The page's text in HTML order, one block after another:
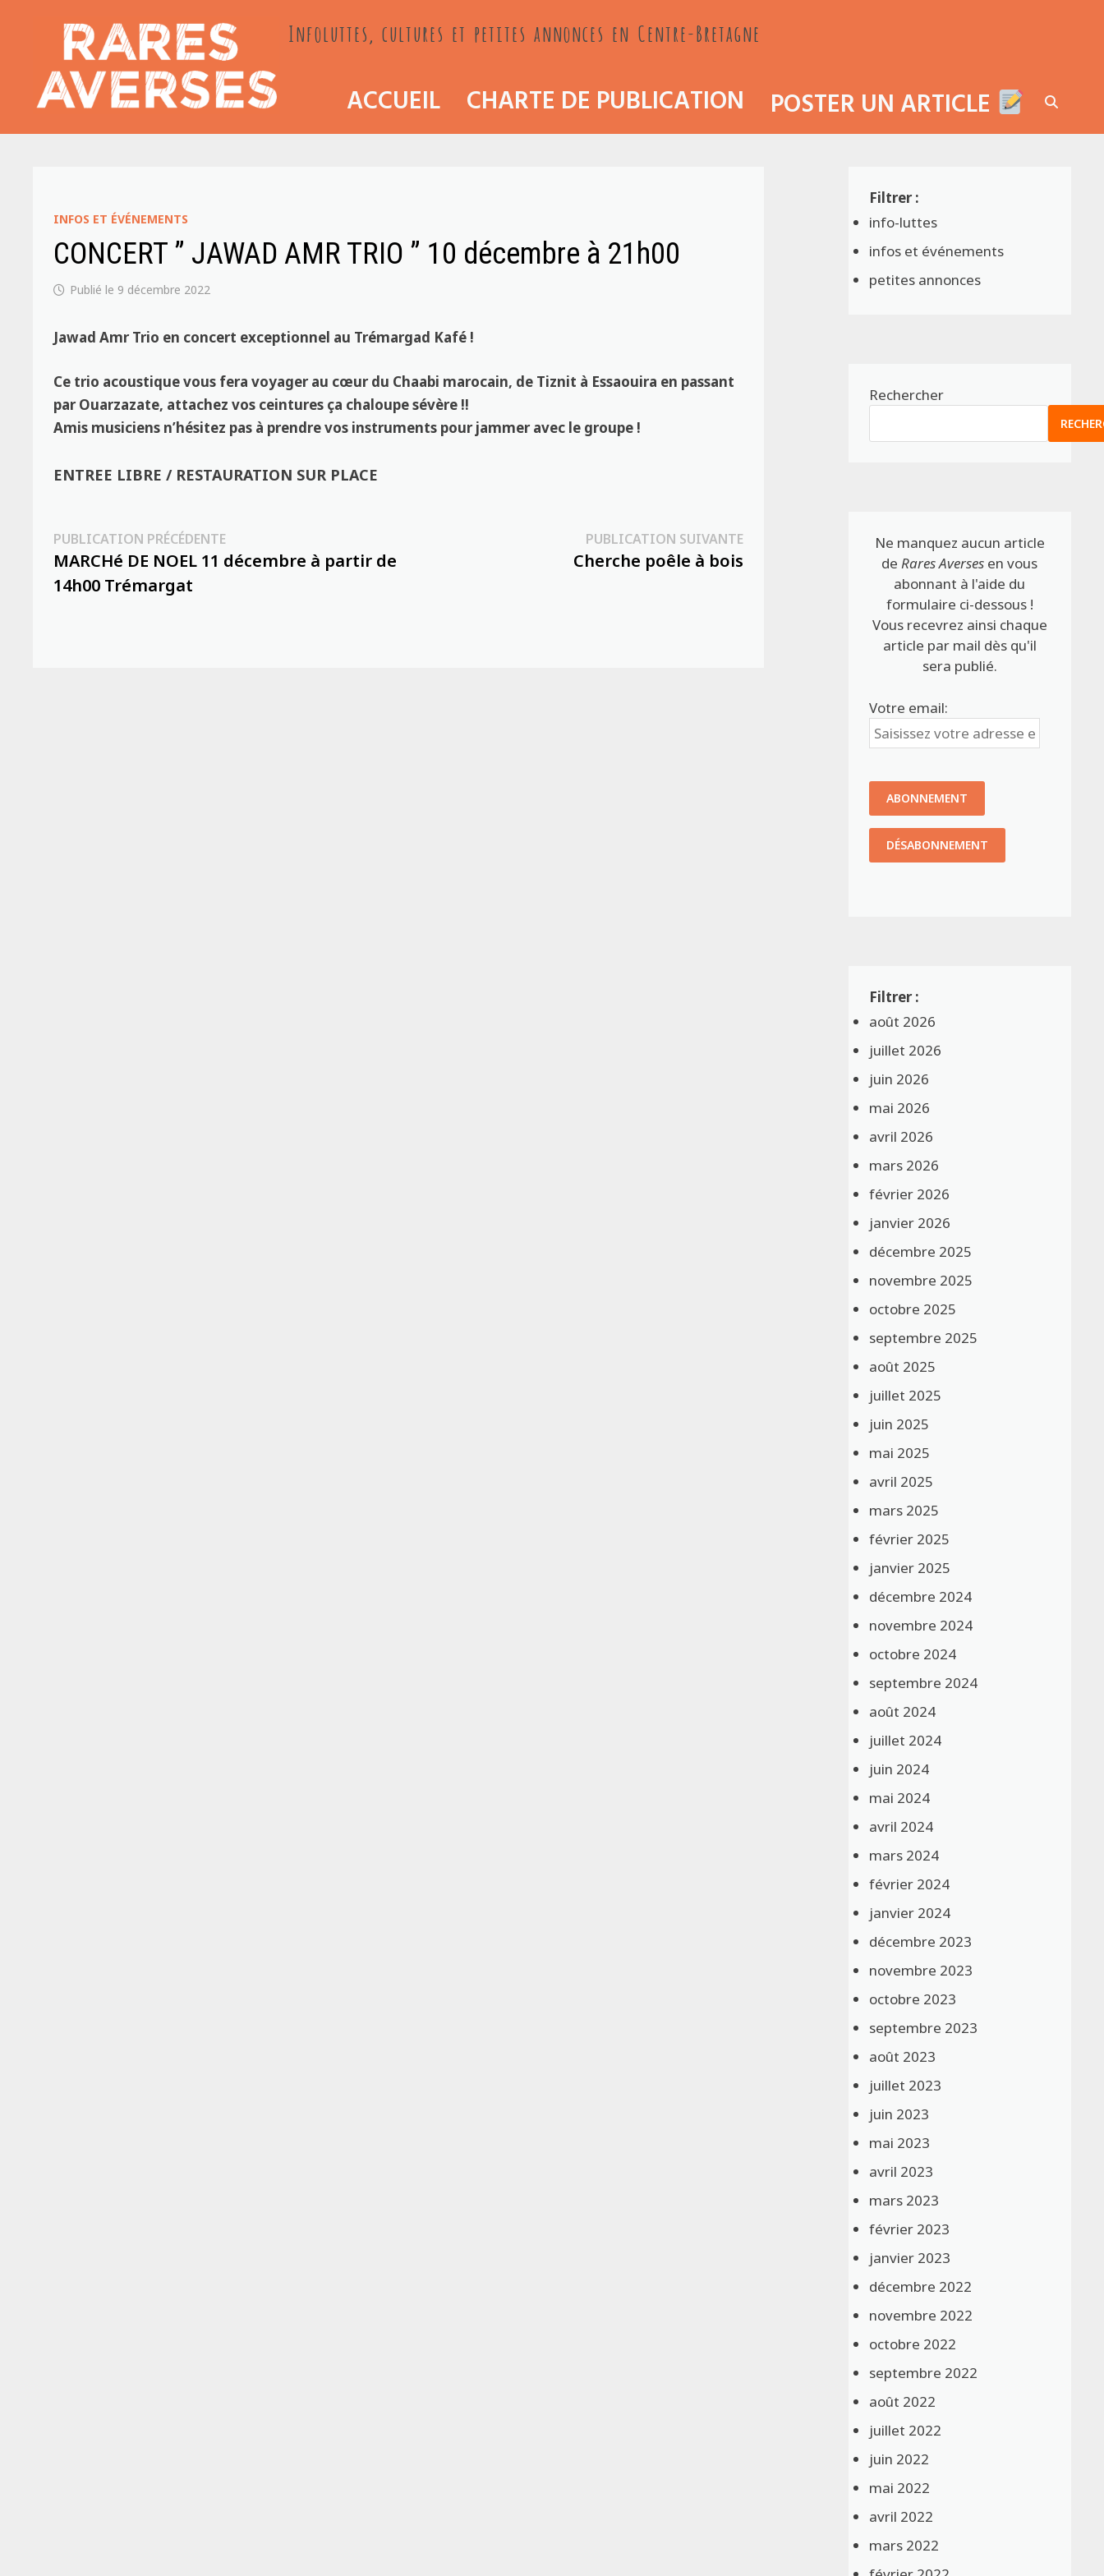
Infoluttes, cultures et petites annonces en Centre-Bretagne
ACCUEIL CHARTE DE PUBLICATION POSTER UN ARTICLE
INFOS ET ÉVÉNEMENTS
CONCERT ” JAWAD AMR TRIO ” 10 décembre à 21h00
9 décembre 2022
Jawad Amr Trio en concert exceptionnel au Trémargad Kafé !
Ce trio acoustique vous fera voyager au cœur du Chaabi marocain, de Tiznit à Essaouira en passant
par Ouarzazate, attachez vos ceintures ça chaloupe sévère !!
Amis musiciens n’hésitez pas à prendre vos instruments pour jammer avec le groupe !
ENTREE LIBRE / RESTAURATION SUR PLACE
Navigation
de
PUBLICATION PRÉCÉDENTEPublication
précédente :
MARCHé DE NOEL 11 décembre à partir de
14h00 Trémargat
PUBLICATION SUIVANTEPublication
suivante :
Cherche poêle à bois
info-luttes
infos et événements
petites annonces
Rechercher
Ne manquez aucun article
deRares Averses en vous
abonnant à l'aide du
formulaire ci-dessous !
Vous recevrez ainsi chaque
article par mail dès qu'il
sera publié.
Votre email:
août 2026
juillet 2026
juin 2026
mai 2026
avril 2026
mars 2026
février 2026
janvier 2026
décembre 2025
novembre 2025
octobre 2025
septembre 2025
août 2025
juillet 2025
juin 2025
mai 2025
avril 2025
mars 2025
février 2025
janvier 2025
décembre 2024
novembre 2024
octobre 2024
septembre 2024
août 2024
juillet 2024
juin 2024
mai 2024
avril 2024
mars 2024
février 2024
janvier 2024
décembre 2023
novembre 2023
octobre 2023
septembre 2023
août 2023
juillet 2023
juin 2023
mai 2023
avril 2023
mars 2023
février 2023
janvier 2023
décembre 2022
novembre 2022
octobre 2022
septembre 2022
août 2022
juillet 2022
juin 2022
mai 2022
avril 2022
mars 2022